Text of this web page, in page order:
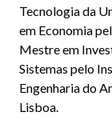
Tecnologia da
em Economia
Mestre em
Sistemas pelo
Engenharia do
Lisboa.